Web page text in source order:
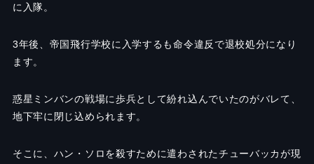
に入隊。
3年後、帝国飛行学校に入学するも命令違反で退校処分になり
ます。
惑星ミンバンの戦場に歩兵として紛れ込んでいたのがバレて、
地下牢に閉じ込められます。
そこに、ハン・ソロを殺すために遣わされたチューバッカが現